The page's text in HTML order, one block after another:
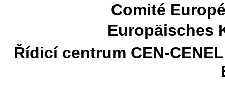
Comité
Europäisches
Řídicí centrum CEN-